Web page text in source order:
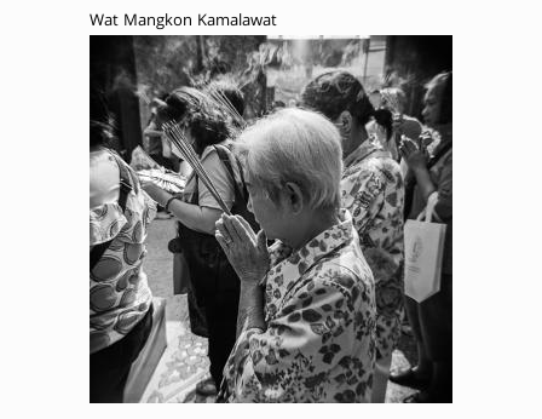
Wat Mangkon Kamalawat